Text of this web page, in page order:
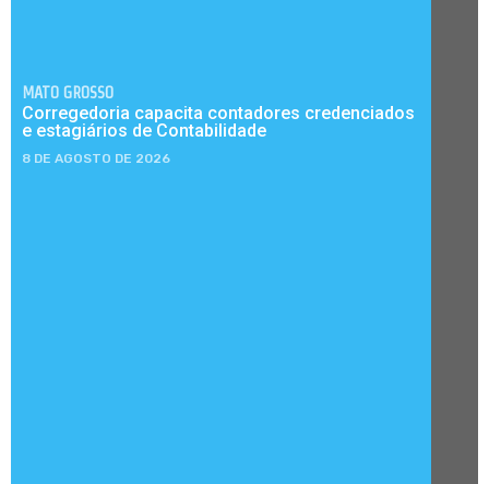
MATO GROSSO
Corregedoria capacita contadores credenciados
e estagiários de Contabilidade
8 DE AGOSTO DE 2026